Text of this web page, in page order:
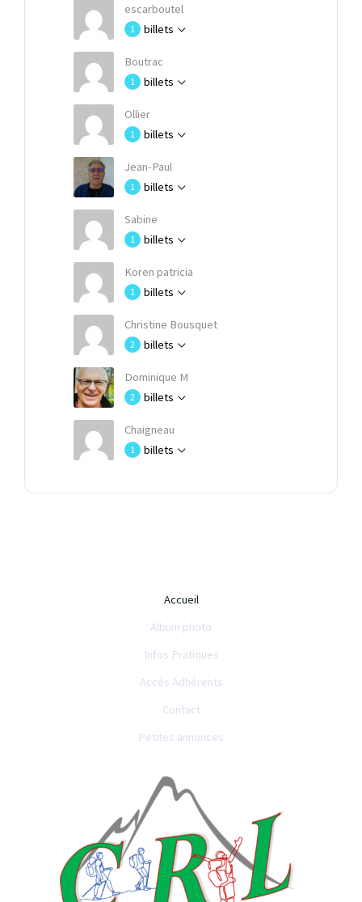
escarboutel
1 billets
Boutrac
1 billets
Ollier
1 billets
Jean-Paul
1 billets
Sabine
1 billets
Koren patricia
1 billets
Christine Bousquet
2 billets
Dominique M
2 billets
Chaigneau
1 billets
Accueil
Album photo
Infos Pratiques
Accès Adhérents
Contact
Petites annonces